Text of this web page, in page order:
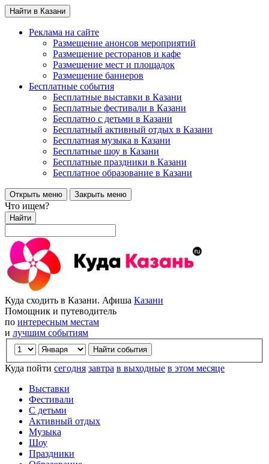
Найти в Казани
Реклама на сайте
Размещение анонсов мероприятий
Размещение ресторанов и кафе
Размещение мест и площадок
Размещение баннеров
Бесплатные события
Бесплатные выставки в Казани
Бесплатные фестивали в Казани
Бесплатно с детьми в Казани
Бесплатный активный отдых в Казани
Бесплатная музыка в Казани
Бесплатные шоу в Казани
Бесплатные праздники в Казани
Бесплатное образование в Казани
Открыть меню Закрыть меню
Что ищем?
Найти
Куда сходить в Казани. Афиша Казани
Помощник и путеводитель
по интересным местам
и лучшим событиям
Куда пойти сегодня завтра в выходные в этом месяце
Выставки
Фестивали
С детьми
Активный отдых
Музыка
Шоу
Праздники